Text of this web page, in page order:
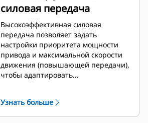
силовая передача
Высокоэффективная силовая
передача позволяет задать
настройки приоритета мощности
привода и максимальной скорости
движения (повышающей передачи),
чтобы адаптировать
Узнать больше